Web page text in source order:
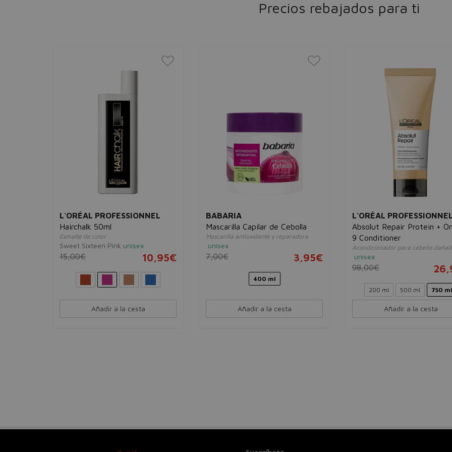
Precios rebajados para ti
L'ORÉAL PROFESSIONNEL
Hairchalk 50ml
Esmalte de color
Sweet Sixteen Pink unisex
15,00€ 10,95€
Añadir a la cesta
BABARIA
Mascarilla Capilar de Cebolla
Mascarilla antioxidante y reparadora
unisex
7,00€ 3,95€
400 ml
Añadir a la cesta
L'ORÉAL PROFESSIONNEL
Absolut Repair Protein +
9 Conditioner
Acondicionador para cabello
unisex
98,00€
200 ml 500 ml 750 ml
Añadir a la cesta